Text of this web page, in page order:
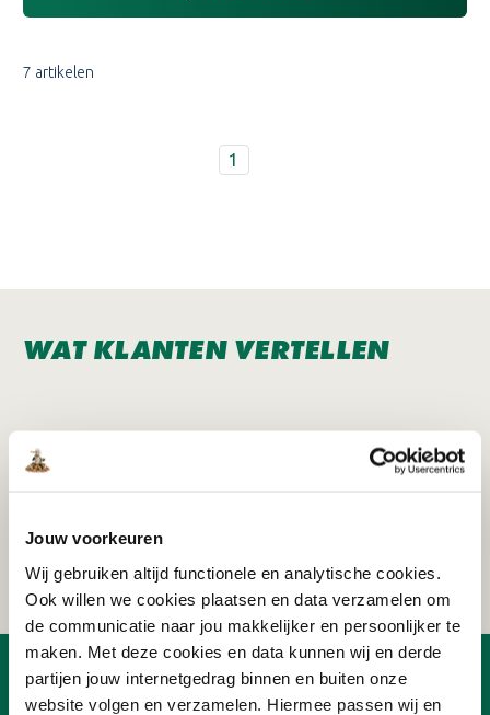
Jouw voorkeuren
Wij gebruiken altijd functionele en analytische cookies.
Ook willen we cookies plaatsen en data verzamelen om
de communicatie naar jou makkelijker en persoonlijker te
maken. Met deze cookies en data kunnen wij en derde
partijen jouw internetgedrag binnen en buiten onze
website volgen en verzamelen. Hiermee passen wij en
7 artikelen
1
WAT KLANTEN VERTELLEN
Schrijf je in voor de nieuwsbrief!
AANMELDEN
OVER ONLINEVERF